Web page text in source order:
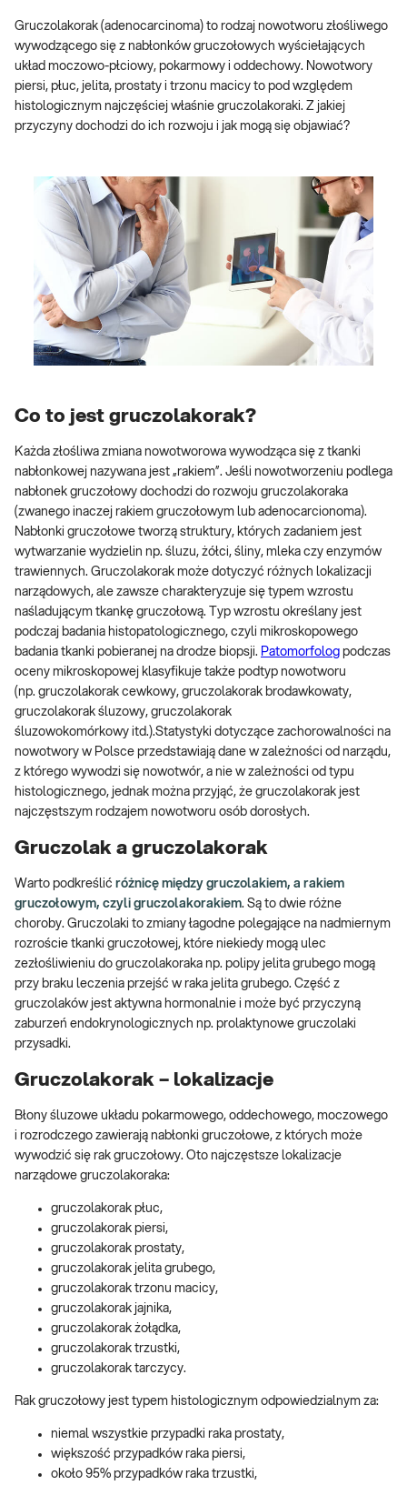
Gruczolakorak (adenocarcinoma) to rodzaj nowotworu złośliwego
wywodzącego się z nabłonków gruczołowych wyściełających
układ moczowo-płciowy, pokarmowy i oddechowy. Nowotwory
piersi, płuc, jelita, prostaty i trzonu macicy to pod względem
histologicznym najczęściej właśnie gruczolakoraki. Z jakiej
przyczyny dochodzi do ich rozwoju i jak mogą się objawiać?
Co to jest gruczolakorak?
Każda złośliwa zmiana nowotworowa wywodząca się z tkanki
nabłonkowej nazywana jest „rakiem”. Jeśli nowotworzeniu podlega
nabłonek gruczołowy dochodzi do rozwoju gruczolakoraka
(zwanego inaczej rakiem gruczołowym lub adenocarcionoma).
Nabłonki gruczołowe tworzą struktury, których zadaniem jest
wytwarzanie wydzielin np. śluzu, żółci, śliny, mleka czy enzymów
trawiennych. Gruczolakorak może dotyczyć różnych lokalizacji
narządowych, ale zawsze charakteryzuje się typem wzrostu
naśladującym tkankę gruczołową. Typ wzrostu określany jest
podczaj badania histopatologicznego, czyli mikroskopowego
badania tkanki pobieranej na drodze biopsji. Patomorfolog podczas
oceny mikroskopowej klasyfikuje także podtyp nowotworu
(np. gruczolakorak cewkowy, gruczolakorak brodawkowaty,
gruczolakorak śluzowy, gruczolakorak
śluzowokomórkowy itd.).Statystyki dotyczące zachorowalności na
nowotwory w Polsce przedstawiają dane w zależności od narządu,
z którego wywodzi się nowotwór, a nie w zależności od typu
histologicznego, jednak można przyjąć, że gruczolakorak jest
najczęstszym rodzajem nowotworu osób dorosłych.
Gruczolak a gruczolakorak
Warto podkreślić różnicę między gruczolakiem, a rakiem
gruczołowym, czyli gruczolakorakiem. Są to dwie różne
choroby. Gruczolaki to zmiany łagodne polegające na nadmiernym
rozroście tkanki gruczołowej, które niekiedy mogą ulec
zezłośliwieniu do gruczolakoraka np. polipy jelita grubego mogą
przy braku leczenia przejść w raka jelita grubego. Część z
gruczolaków jest aktywna hormonalnie i może być przyczyną
zaburzeń endokrynologicznych np. prolaktynowe gruczolaki
przysadki.
Gruczolakorak – lokalizacje
Błony śluzowe układu pokarmowego, oddechowego, moczowego
i rozrodczego zawierają nabłonki gruczołowe, z których może
wywodzić się rak gruczołowy. Oto najczęstsze lokalizacje
narządowe gruczolakoraka:
gruczolakorak płuc,
gruczolakorak piersi,
gruczolakorak prostaty,
gruczolakorak jelita grubego,
gruczolakorak trzonu macicy,
gruczolakorak jajnika,
gruczolakorak żołądka,
gruczolakorak trzustki,
gruczolakorak tarczycy.
Rak gruczołowy jest typem histologicznym odpowiedzialnym za:
niemal wszystkie przypadki raka prostaty,
większość przypadków raka piersi,
około 95% przypadków raka trzustki,